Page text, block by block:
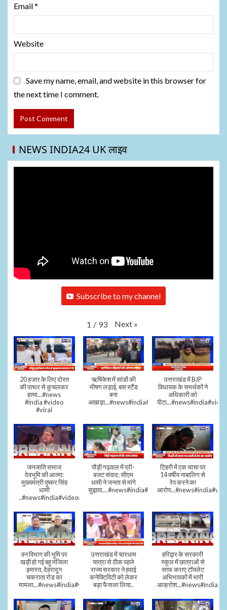
Email*
Website
Save my name, email, and website in this browser for
the next time I comment.
NEWS INDIA24 UK लाइव
Subscribe to my channel
1 / 93 Next »
20 हजार के लिए दोस्त
की पत्थर से कुचलकर
हत्या...#news
#india #video
#viral
ऋषिकेश में सांडों की
भीषण लड़ाई, बस स्टैंड
बना
अखाड़ा...#news#india#video#viral
उत्तराखंड में BJP
विधायक के समर्थकों ने
अधिकारी को
जनजाति समाज
देवभूमि की आत्मा:
मुख्यमंत्री पुष्कर सिंह
धामी
..#news#india#video#viral
पौड़ी गढ़वाल में प्री-
बजट संवाद: सीएम
धामी ने जनता से मांगे
सुझाव....#news#india#video#viral
टिहरी में एक चाचा पर
14 वर्षीय नाबालिग से
रेप करने का
वन विभाग की भूमि पर
खड़ी हो गई बहु मंजिला
इमारत, देहरादून
चकराता रोड का
मामला...#news#india#video
उत्तराखंड में चारधाम
यात्रा से ठीक पहले
राज्य सरकार ने हवाई
कनेक्टिविटी को लेकर
बड़ा फैसला लिया..
हरिद्वार के सरकारी
स्कूल में छात्राओं से
साफ कराए टॉयलेट
अभिभावकों में भारी
आक्रोश...#news#india